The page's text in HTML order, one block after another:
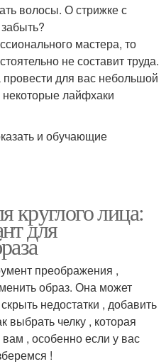
волосы. О стрижке с
мастера, то
не составит труда.
провести для вас небольшой
некоторые лайфхаки
и обучающие
круглого лица:
для
преображения ,
образ. Она может
недостатки , добавить
выбрать челку , которая
, особенно если у вас
!